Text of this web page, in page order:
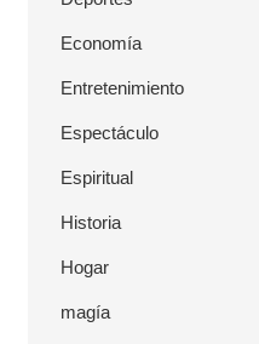
Economía
Entretenimiento
Espectáculo
Espiritual
Historia
Hogar
magía